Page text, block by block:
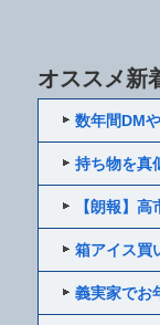
オススメ新
数年間DM
持ち物を真
【朗報】
箱アイス買
義実家でお